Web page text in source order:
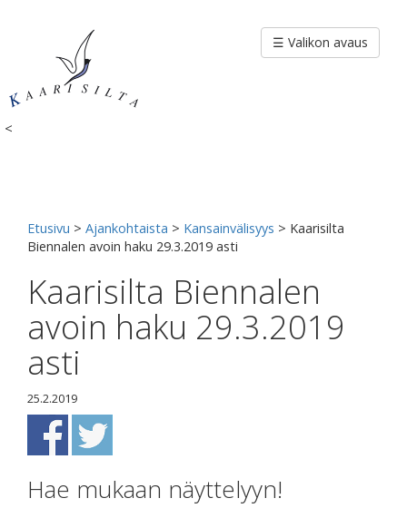
<
☰ Valikon avaus
Etusivu > Ajankohtaista > Kansainvälisyys > Kaarisilta
Biennalen avoin haku 29.3.2019 asti
Kaarisilta Biennalen
avoin haku 29.3.2019
asti
25.2.2019
Hae mukaan näyttelyyn!